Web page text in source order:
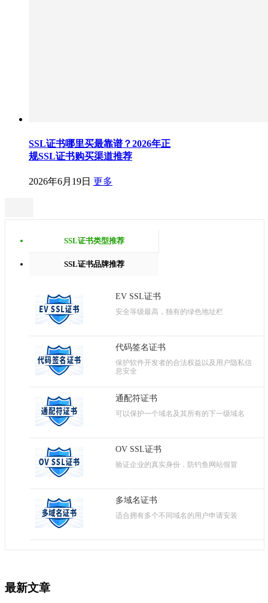
SSL证书哪里买最靠谱？2026年正
规SSL证书购买渠道推荐
2026年6月19日 更多
SSL证书类型推荐
SSL证书品牌推荐
EV SSL证书
安全等级最高，独有的绿色地址栏
代码签名证书
保护软件开发者的合法权益以及用户隐私信
息安全
通配符证书
可以保护一个域名及其所有的下一级域名
OV SSL证书
验证企业的真实身份，防钓鱼网站假冒
多域名证书
适合拥有多个不同域名的用户申请安装
最新文章